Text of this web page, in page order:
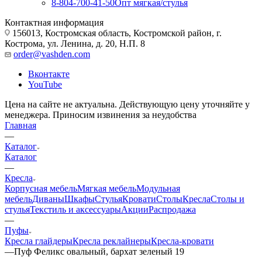
8-804-700-41-50Опт мягкая/стулья
Контактная информация
156013, Костромская область, Костромской район, г.
Кострома, ул. Ленина, д. 20, Н.П. 8
order@vashden.com
Вконтакте
YouTube
Цена на сайте не актуальна. Действующую цену уточняйте у
менеджера. Приносим извинения за неудобства
Главная
—
Каталог
Каталог
—
Кресла
Корпусная мебельМягкая мебельМодульная
мебельДиваныШкафыСтульяКроватиСтолыКреслаСтолы и
стульяТекстиль и аксессуарыАкцииРаспродажа
—
Пуфы
Кресла глайдерыКресла реклайнерыКресла-кровати
—Пуф Феликс овальный, бархат зеленый 19